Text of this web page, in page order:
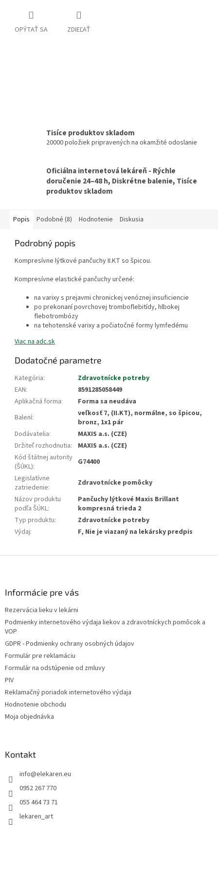
OPÝTAŤ SA ZDIEĽAŤ
Tisíce produktov skladom
20000 položiek pripravených na okamžité odoslanie
Oficiálna internetová lekáreň - Rýchle
doručenie 24–48 h, Diskrétne balenie, Tisíce
produktov skladom
Popis Podobné (8) Hodnotenie Diskusia
Podrobný popis
Kompresívne lýtkové pančuchy II.KT so špicou.
Kompresívne elastické pančuchy určené:
na varixy s prejavmi chronickej venóznej insuficiencie
po prekonaní povrchovej tromboflebitídy, hlbokej
flebotrombózy
na tehotenské varixy a počiatočné formy lymfedému
Viac na adc.sk
Dodatočné parametre
Kategória:
Zdravotnícke potreby
EAN:
8591285058449
Aplikačná forma:
Forma sa neudáva
Balení:
veľkosť 7, (II.KT), normálne, so špicou,
bronz, 1x1 pár
Dodávatelia:
MAXIS a.s. (CZE)
Držiteľ rozhodnutia:
MAXIS a.s. (CZE)
Kód štátnej autority
(ŠÚKL):
G74400
Legislatívne
zatriedenie:
Zdravotnícke pomôcky
Názov produktu
podľa ŠÚKL:
Pančuchy lýtkové Maxis Brillant
kompresná trieda 2
Typ produktu:
Zdravotnícke potreby
Výdaj: F, Nie je viazaný na lekársky predpis
Informácie pre vás
Rezervácia lieku v lekárni
Podmienky internetového výdaja liekov a zdravotníckych pomôcok a
VOP
GDPR - Podmienky ochrany osobných údajov
Formulár pre reklamáciu
Formulár na odstúpenie od zmluvy
PIV
Reklamačný poriadok internetového výdaja
Hodnotenie obchodu
Moja objednávka
Kontakt
info@elekaren.eu
0952 267 770
055 464 73 71
lekaren_art